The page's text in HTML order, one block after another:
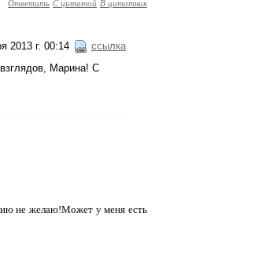
Ответить С цитатой В цитатник
2013 г. 00:14 ссылка
Марина! С
не желаю!Может у меня есть